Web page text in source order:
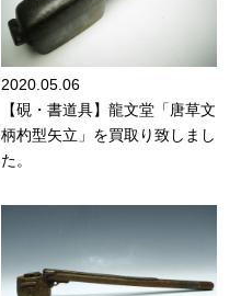
2020.05.06
【硯・書道具】龍文堂「唐草文
柄杓型矢立」を買取り致しまし
た。